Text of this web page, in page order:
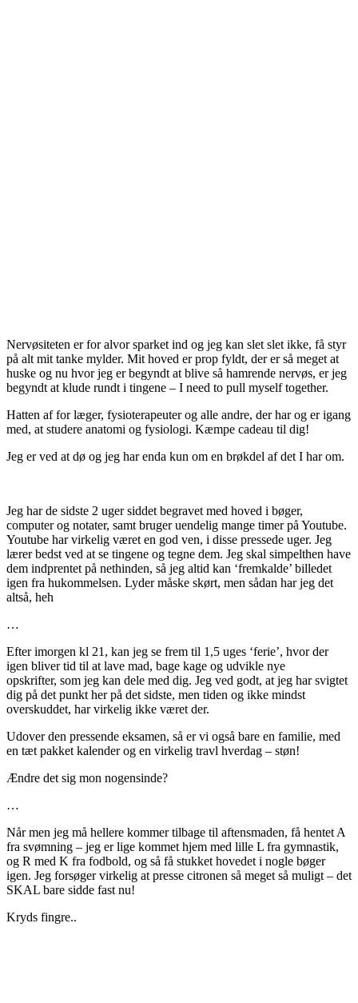
Nervøsiteten er for alvor sparket ind og jeg kan slet slet ikke, få styr
på alt mit tanke mylder. Mit hoved er prop fyldt, der er så meget at
huske og nu hvor jeg er begyndt at blive så hamrende nervøs, er jeg
begyndt at klude rundt i tingene – I need to pull myself together.
Hatten af for læger, fysioterapeuter og alle andre, der har og er igang
med, at studere anatomi og fysiologi. Kæmpe cadeau til dig!
Jeg er ved at dø og jeg har enda kun om en brøkdel af det I har om.
Jeg har de sidste 2 uger siddet begravet med hoved i bøger,
computer og notater, samt bruger uendelig mange timer på Youtube.
Youtube har virkelig været en god ven, i disse pressede uger. Jeg
lærer bedst ved at se tingene og tegne dem. Jeg skal simpelthen have
dem indprentet på nethinden, så jeg altid kan ‘fremkalde’ billedet
igen fra hukommelsen. Lyder måske skørt, men sådan har jeg det
altså, heh
…
Efter imorgen kl 21, kan jeg se frem til 1,5 uges ‘ferie’, hvor der
igen bliver tid til at lave mad, bage kage og udvikle nye
opskrifter, som jeg kan dele med dig. Jeg ved godt, at jeg har svigtet
dig på det punkt her på det sidste, men tiden og ikke mindst
overskuddet, har virkelig ikke været der.
Udover den pressende eksamen, så er vi også bare en familie, med
en tæt pakket kalender og en virkelig travl hverdag – støn!
Ændre det sig mon nogensinde?
…
Når men jeg må hellere kommer tilbage til aftensmaden, få hentet A
fra svømning – jeg er lige kommet hjem med lille L fra gymnastik,
og R med K fra fodbold, og så få stukket hovedet i nogle bøger
igen. Jeg forsøger virkelig at presse citronen så meget så muligt – det
SKAL bare sidde fast nu!
Kryds fingre..